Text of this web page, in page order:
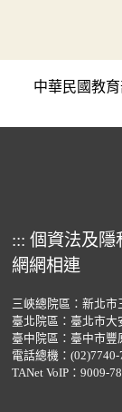
中華民國教
::: 個資法及隱
網網相連
三峽總院區：新北市
臺北院區：臺北市大
臺中院區：臺中市豐
電話總機： (02)7740-
TANet VoIP：9009-